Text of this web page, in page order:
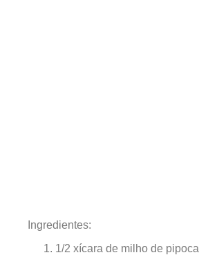
Ingredientes:
1/2 xícara de milho de pipoca